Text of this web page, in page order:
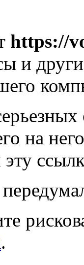
https://
и
на
.